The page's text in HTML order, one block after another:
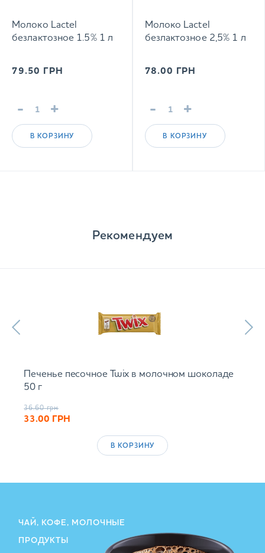
Молоко Lactel
безлактозное 1.5% 1 л
79.50 ГРН
- +
В КОРЗИНУ
Молоко Lactel
безлактозное 2,5% 1 л
78.00 ГРН
- +
В КОРЗИНУ
Рекомендуем
Печенье песочное Twix в молочном шоколаде
50 г
36.60 грн
33.00 ГРН
В КОРЗИНУ
ЧАЙ, КОФЕ, МОЛОЧНЫЕ
ПРОДУКТЫ